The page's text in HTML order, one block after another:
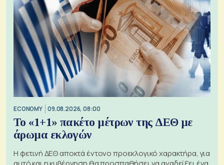
ECONOMY 09.08.2026, 08:00
Το «1+1» πακέτο μέτρων της ΔΕΘ με
άρωμα εκλογών
Η φετινή ΔΕΘ αποκτά έντονο προεκλογικό χαρακτήρα, για